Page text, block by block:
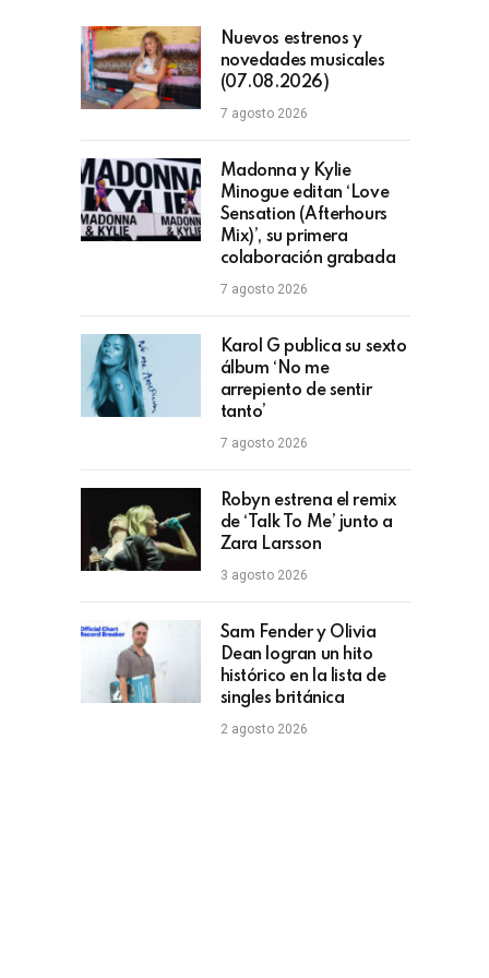
Nuevos estrenos y
novedades musicales
(07.08.2026)
7 agosto 2026
Madonna y Kylie
Minogue editan ‘Love
Sensation (Afterhours
Mix)’, su primera
colaboración grabada
7 agosto 2026
Karol G publica su sexto
álbum ‘No me
arrepiento de sentir
tanto’
7 agosto 2026
Robyn estrena el remix
de ‘Talk To Me’ junto a
Zara Larsson
3 agosto 2026
Sam Fender y Olivia
Dean logran un hito
histórico en la lista de
singles británica
2 agosto 2026